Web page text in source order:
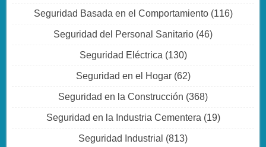
Seguridad Basada en el Comportamiento(116)
Seguridad del Personal Sanitario (46)
Seguridad Eléctrica (130)
Seguridad en el Hogar(62)
Seguridad en la Construcción (368)
Seguridad en la Industria Cementera (19)
Seguridad Industrial (813)